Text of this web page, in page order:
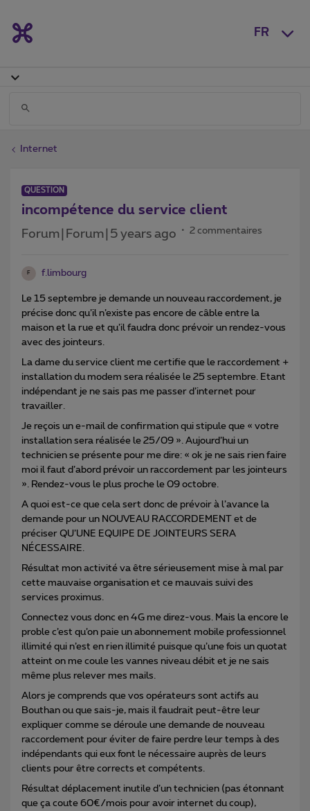
FR
Internet
QUESTION
incompétence du service client
Forum|Forum|5 years ago 2 commentaires
F f.limbourg
Le 15 septembre je demande un nouveau raccordement, je
précise donc qu’il n’existe pas encore de câble entre la
maison et la rue et qu’il faudra donc prévoir un rendez-vous
avec des jointeurs.
La dame du service client me certifie que le raccordement +
installation du modem sera réalisée le 25 septembre. Etant
indépendant je ne sais pas me passer d’internet pour
travailler.
Je reçois un e-mail de confirmation qui stipule que « votre
installation sera réalisée le 25/09 ». Aujourd’hui un
technicien se présente pour me dire: « ok je ne sais rien faire
moi il faut d’abord prévoir un raccordement par les jointeurs
». Rendez-vous le plus proche le 09 octobre.
A quoi est-ce que cela sert donc de prévoir à l’avance la
demande pour un NOUVEAU RACCORDEMENT et de
préciser QU’UNE EQUIPE DE JOINTEURS SERA
NÉCESSAIRE.
Résultat mon activité va être sérieusement mise à mal par
cette mauvaise organisation et ce mauvais suivi des
services proximus.
Connectez vous donc en 4G me direz-vous. Mais la encore le
proble c’est qu’on paie un abonnement mobile professionnel
illimité qui n’est en rien illimité puisque qu’une fois un quotat
atteint on me coule les vannes niveau débit et je ne sais
même plus relever mes mails.
Alors je comprends que vos opérateurs sont actifs au
Bouthan ou que sais-je, mais il faudrait peut-être leur
expliquer comme se déroule une demande de nouveau
raccordement pour éviter de faire perdre leur temps à des
indépendants qui eux font le nécessaire auprès de leurs
clients pour être corrects et compétents.
Résultat déplacement inutile d’un technicien (pas étonnant
que ça coute 60€/mois pour avoir internet du coup),